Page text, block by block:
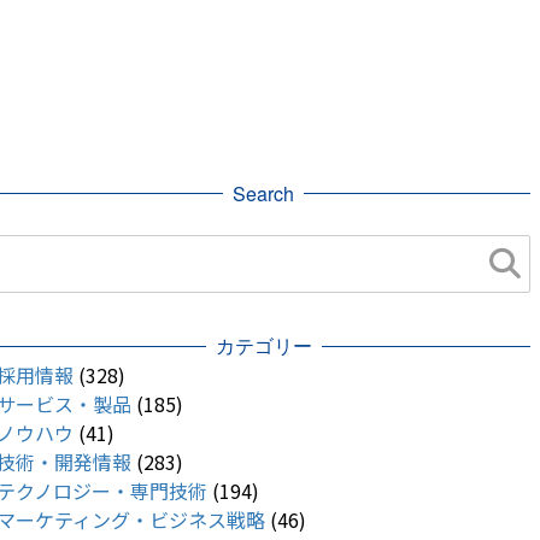
Search
カテゴリー
用情報 (328)
ービス・製品 (185)
ウハウ (41)
術・開発情報 (283)
クノロジー・専門技術 (194)
ーケティング・ビジネス戦略 (46)